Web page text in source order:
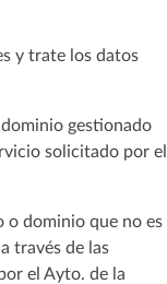
y trate los datos
gestionado
solicitado por el
o dominio que no es
través de las
el Ayto. de la